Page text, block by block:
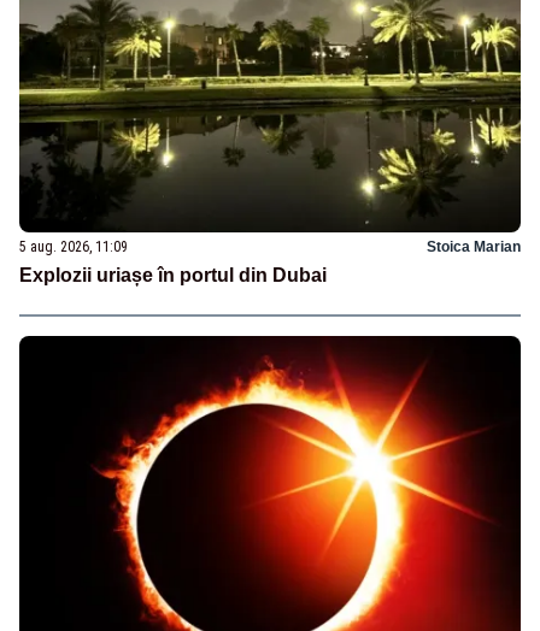
5 aug. 2026, 11:09 Stoica Marian
Explozii uriașe în portul din Dubai